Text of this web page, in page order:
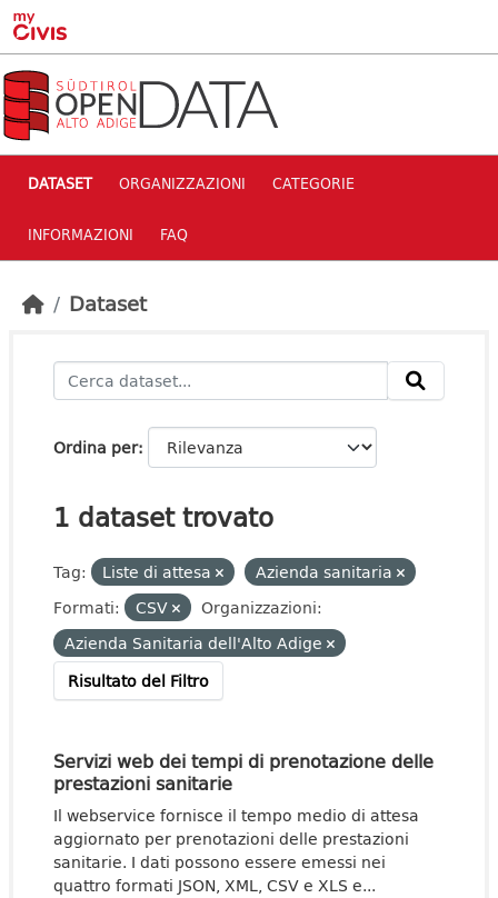
Skip to main content
DATASET ORGANIZZAZIONI CATEGORIE
INFORMAZIONI FAQ
Dataset
Ordina per
1 dataset trovato
Tag: Liste di attesa
Azienda sanitaria
Formati:
CSV
Organizzazioni:
Azienda Sanitaria dell'Alto Adige
Risultato del Filtro
Servizi web dei tempi di prenotazione delle
prestazioni sanitarie
Il webservice fornisce il tempo medio di attesa
aggiornato per prenotazioni delle prestazioni
sanitarie. I dati possono essere emessi nei
quattro formati JSON, XML, CSV e XLS e...